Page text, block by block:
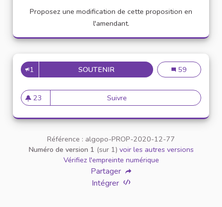
Proposez une modification de cette proposition en
l'amendant.
1 SOUTENIRPARITÉ HOMMES FEMMES
Parité hommes
59
23
23 abonnés
Suivre Parité hommes femmes
Référence : algopo-PROP-2020-12-77
Numéro de version 1 (sur 1) voir les autres versions
Vérifiez l'empreinte numérique
Partager
Intégrer